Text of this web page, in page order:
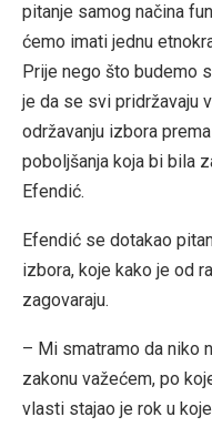
pitanje samog načina
ćemo imati jednu
Prije nego što budemo
je da se svi pridržavaju
održavanju izbora
poboljšanja koja bi bila
Efendić.
Efendić se dotakao
izbora, koje kako je od
zagovaraju.
– Mi smatramo da niko
zakonu važećem, po
vlasti stajao je rok u